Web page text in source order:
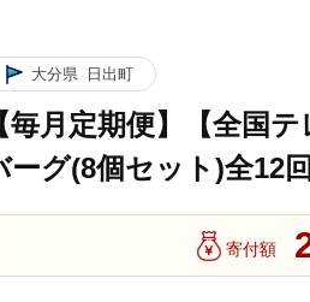
大分県 日出町
毎月定期便】【全国
ーグ(8個セット)全12
寄付額